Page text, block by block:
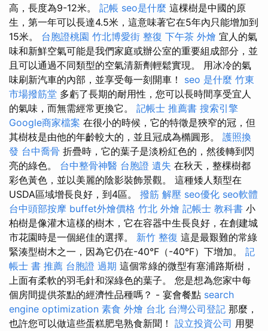
高，長度為9-12米。 記帳 seo是什麼 這棵樹是中國的原
生，第一年可以長達4.5米，這意味著它在5年內只能增加到
15米。 台胞證桃園 竹北博愛街 整復 下午茶 外燴 宜人的氣
味和新鮮空氣可能是我們家庭或辦公室的重要組成部分，並
且可以通過不同類型的空氣清新劑輕鬆實現。 用冰冷的氣
味刷新汽車的內部，並享受每一刻開車！ seo 是什麼 竹東
市場撥筋堂 多虧了長期的耐用性，您可以長時間享受宜人
的氣味，而無需經常更換它。 記帳士 推薦書 搜索引擎
Google商家檔案 在很小的時候，它的特徵是狹窄的冠，但
其樹枝是由他的年齡較大的，並且冠成為橢圓形。 護照換
發 台中喬骨 折疊時，它的葉子是淡粉紅色的，然後轉到閃
亮的綠色。 台中整骨神醫 台胞證 遺失 在秋天，整棵樹都
彩色黃色，並以美麗的陰影裝飾景觀。 這種矮人類型在
USDA區域增長良好，到4區。 撥筋 解壓 seo優化 seo軟體
台中頭部按摩 buffet外燴價格 竹北 外燴 記帳士 教科書 小
柏樹是像灌木這樣的樹木，它在容器中生長良好，在創建城
市花園時是一個絕佳的選擇。 新竹 整復 這是最艱難的常綠
緊湊型樹木之一，因為它仍在-40°F（-40°F）下增加。 記
帳士 書 推薦 台胞證 過期 這個常綠的微型有塞浦路斯樹，
上面有柔軟的羽毛針和深綠色的葉子。 您是想為您家中每
個房間提供茶點的經濟性品種嗎？ - 宴會餐點 search
engine optimization 素食 外燴 台北 台灣公司登記 那麼，
也許您可​​以做這些蛋糕肥皂熟食新聞！ 設立投資公司 用嬰